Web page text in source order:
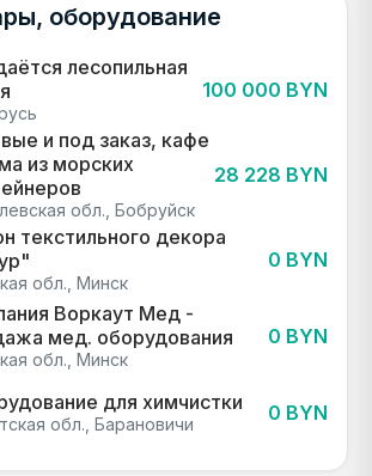
оборудование
лесопильная
100 000 BYN
и под заказ, кафе
из морских
обл., Бобруйск
28 228 BYN
текстильного декора
обл., Минск
0 BYN
Воркаут Мед -
мед. оборудования
обл., Минск
0 BYN
для химчистки
обл., Барановичи 0 BYN